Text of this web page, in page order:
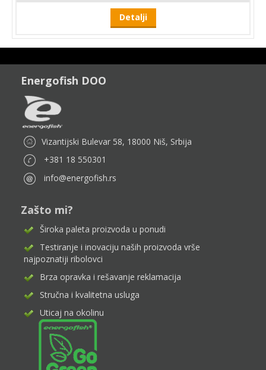
Detalji
Energofish DOO
Vizantijski Bulevar 58, 18000 Niš, Srbija
+381 18 550301
info@energofish.rs
Zašto mi?
Široka paleta proizvoda u ponudi
Testiranje i inovaciju naših proizvoda vrše
najpoznatiji ribolovci
Brza opravka i rešavanje reklamacija
Stručna i kvalitetna usluga
Uticaj na okolinu